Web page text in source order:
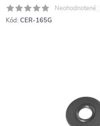
Neohodnotené
Kód: CER-165G